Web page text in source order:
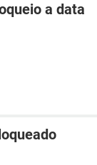
a data